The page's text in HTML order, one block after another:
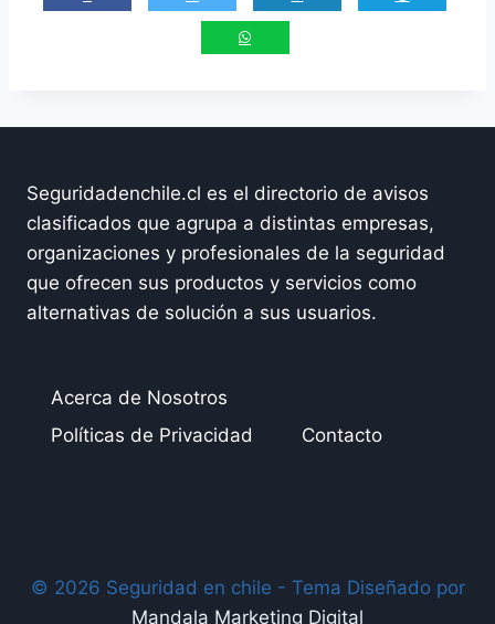
Seguridadenchile.cl es el directorio de avisos
clasificados que agrupa a distintas empresas,
organizaciones y profesionales de la seguridad
que ofrecen sus productos y servicios como
alternativas de solución a sus usuarios.
Acerca de Nosotros
Políticas de Privacidad
Contacto
© 2026 Seguridad en chile - Tema Diseñado por
Mandala Marketing Digital